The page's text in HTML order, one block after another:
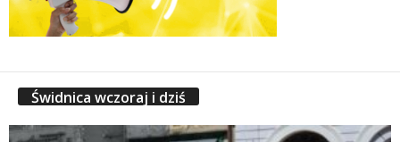
Świdnica wczoraj i dziś